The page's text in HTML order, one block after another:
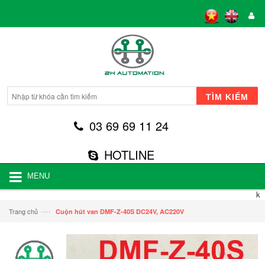
TÌM KIẾM
03 69 69 11 24
HOTLINE
MENU
k
Trang chủ —› Cuộn hút van DMF-Z-40S DC24V, AC220V